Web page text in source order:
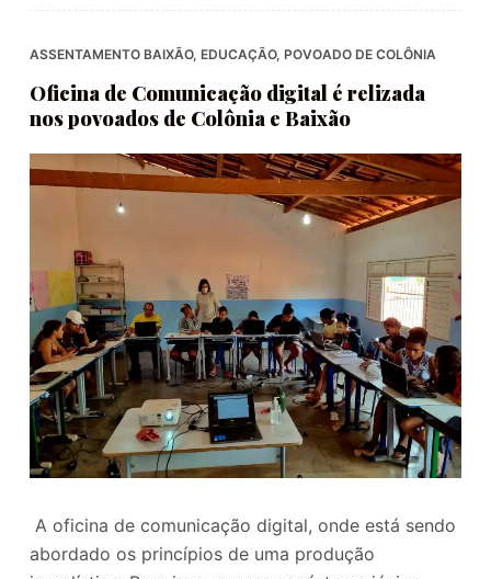
ASSENTAMENTO BAIXÃO, EDUCAÇÃO, POVOADO DE COLÔNIA
Oficina de Comunicação digital é relizada
nos povoados de Colônia e Baixão
A oficina de comunicação digital, onde está sendo
abordado os princípios de uma produção